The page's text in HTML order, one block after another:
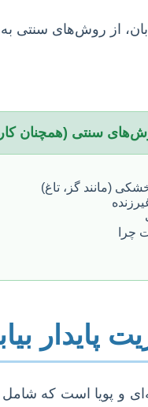
از روش‌های سنتی
سنتی (همچنان
(مانند گز، تاغ)
چرا
پایدار
و پویا است که